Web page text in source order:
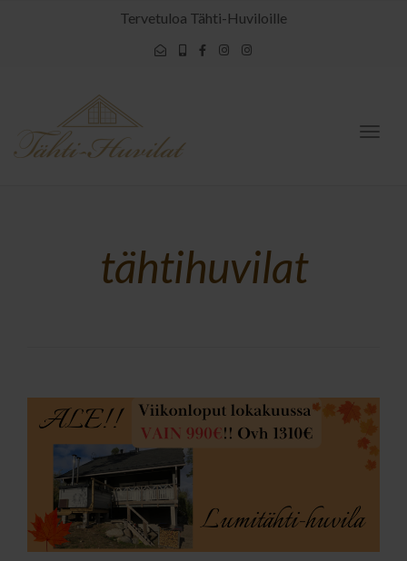
Tervetuloa Tähti-Huviloille
tähtihuvilat